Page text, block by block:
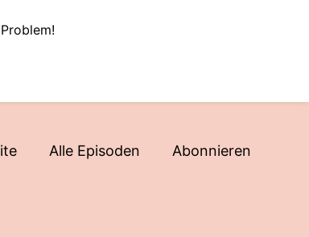
Alle Episoden Abonnieren